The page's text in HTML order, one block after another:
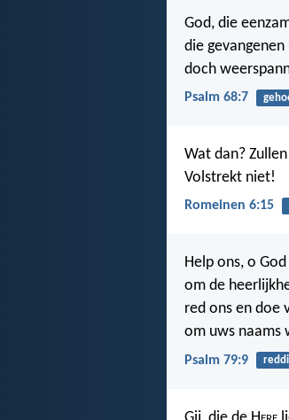
God, die
die
doch
Psalm 68:7
Wat dan?
Volstrekt niet!
Romeinen 6:15
Help ons, o
om de
red ons en doe
om uws naams
Psalm 79:9